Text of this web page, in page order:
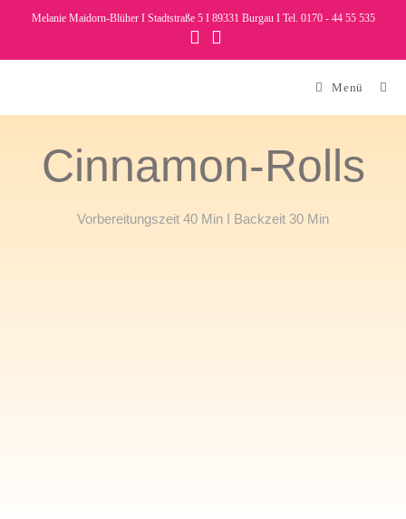
Melanie Maidorn-Blüher I Stadtstraße 5 I 89331 Burgau I Tel. 0170 - 44 55 535
Menü
Cinnamon-Rolls
Vorbereitungszeit 40 Min I Backzeit 30 Min